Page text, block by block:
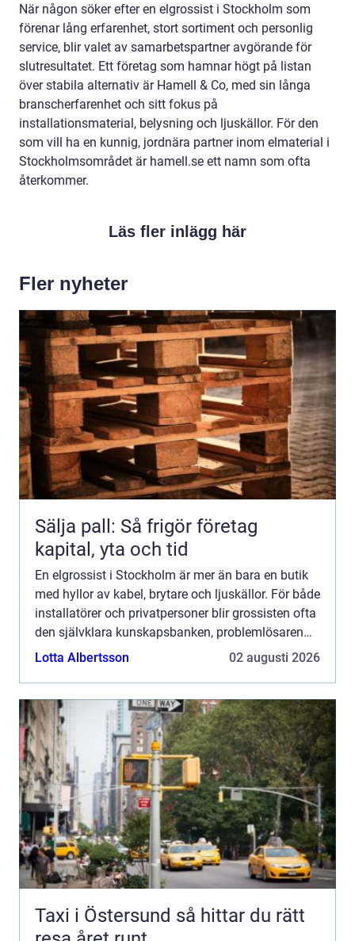
När någon söker efter en elgrossist i Stockholm som
förenar lång erfarenhet, stort sortiment och personlig
service, blir valet av samarbetspartner avgörande för
slutresultatet. Ett företag som hamnar högt på listan
över stabila alternativ är Hamell & Co, med sin långa
branscherfarenhet och sitt fokus på
installationsmaterial, belysning och ljuskällor. För den
som vill ha en kunnig, jordnära partner inom elmaterial i
Stockholmsområdet är hamell.se ett namn som ofta
återkommer.
Läs fler inlägg här
Fler nyheter
Sälja pall: Så frigör företag
kapital, yta och tid
En elgrossist i Stockholm är mer än bara en butik
med hyllor av kabel, brytare och ljuskällor. För både
installatörer och privatpersoner blir grossisten ofta
den självklara kunskapsbanken, problemlösaren
och logistiknavet i vardagen. När kravet på en...
Lotta Albertsson 02 augusti 2026
Taxi i Östersund så hittar du rätt